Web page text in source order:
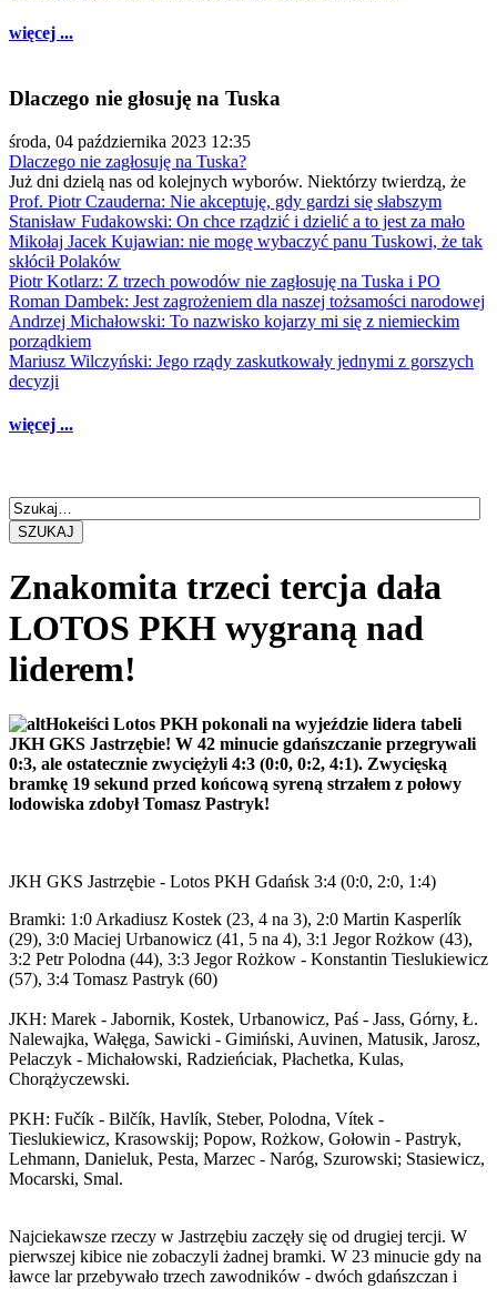
więcej ...
Dlaczego nie głosuję na Tuska
środa, 04 października 2023 12:35
Dlaczego nie zagłosuję na Tuska?
Już dni dzielą nas od kolejnych wyborów. Niektórzy twierdzą, że
Prof. Piotr Czauderna: Nie akceptuję, gdy gardzi się słabszym
Stanisław Fudakowski: On chce rządzić i dzielić a to jest za mało
Mikołaj Jacek Kujawian: nie mogę wybaczyć panu Tuskowi, że tak
skłócił Polaków
Piotr Kotlarz: Z trzech powodów nie zagłosuję na Tuska i PO
Roman Dambek: Jest zagrożeniem dla naszej tożsamości narodowej
Andrzej Michałowski: To nazwisko kojarzy mi się z niemieckim
porządkiem
Mariusz Wilczyński: Jego rządy zaskutkowały jednymi z gorszych
decyzji
więcej ...
SZUKAJ
Znakomita trzeci tercja dała
LOTOS PKH wygraną nad
liderem!
Hokeiści Lotos PKH pokonali na wyjeździe lidera tabeli
JKH GKS Jastrzębie! W 42 minucie gdańszczanie przegrywali
0:3, ale ostatecznie zwyciężyli 4:3 (0:0, 0:2, 4:1). Zwycięską
bramkę 19 sekund przed końcową syreną strzałem z połowy
lodowiska zdobył Tomasz Pastryk!
JKH GKS Jastrzębie - Lotos PKH Gdańsk 3:4 (0:0, 2:0, 1:4)
Bramki: 1:0 Arkadiusz Kostek (23, 4 na 3), 2:0 Martin Kasperlík
(29), 3:0 Maciej Urbanowicz (41, 5 na 4), 3:1 Jegor Rożkow (43),
3:2 Petr Polodna (44), 3:3 Jegor Rożkow - Konstantin Tieslukiewicz
(57), 3:4 Tomasz Pastryk (60)
JKH: Marek - Jabornik, Kostek, Urbanowicz, Paś - Jass, Górny, Ł.
Nalewajka, Wałęga, Sawicki - Gimiński, Auvinen, Matusik, Jarosz,
Pelaczyk - Michałowski, Radzieńciak, Płachetka, Kulas,
Chorążyczewski.
PKH: Fučík - Bilčík, Havlík, Steber, Polodna, Vítek -
Tieslukiewicz, Krasowskij; Popow, Rożkow, Gołowin - Pastryk,
Lehmann, Danieluk, Pesta, Marzec - Naróg, Szurowski; Stasiewicz,
Mocarski, Smal.
Najciekawsze rzeczy w Jastrzębiu zaczęły się od drugiej tercji. W
pierwszej kibice nie zobaczyli żadnej bramki. W 23 minucie gdy na
ławce lar przebywało trzech zawodników - dwóch gdańszczan i